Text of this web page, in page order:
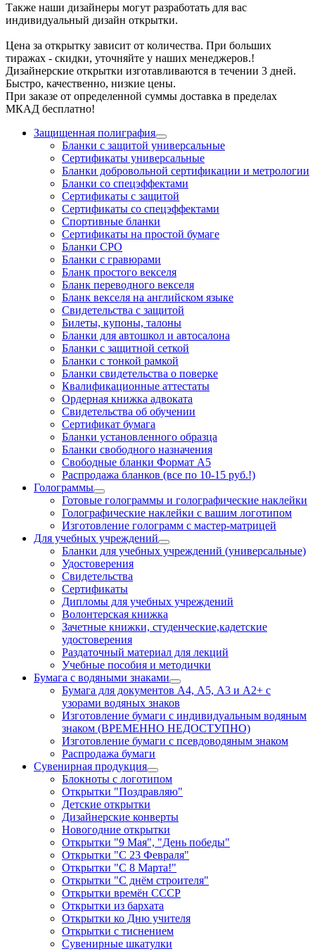
Также наши дизайнеры могут разработать для вас
индивидуальный дизайн открытки.
Цена за открытку зависит от количества. При больших
тиражах - скидки, уточняйте у наших менеджеров.!
Дизайнерские открытки изготавливаются в течении 3 дней.
Быстро, качественно, низкие цены.
При заказе от определенной суммы доставка в пределах
МКАД бесплатно!
Защищенная полиграфия
Бланки с защитой универсальные
Сертификаты универсальные
Бланки добровольной сертификации и метрологии
Бланки со спецэффектами
Сертификаты с защитой
Сертификаты со спецэффектами
Спортивные бланки
Cертификаты на простой бумаге
Бланки СРО
Бланки с гравюрами
Бланк простого векселя
Бланк переводного векселя
Бланк векселя на английском языке
Свидетельства с защитой
Билеты, купоны, талоны
Бланки для автошкол и автосалона
Бланки с защитной сеткой
Бланки с тонкой рамкой
Бланки свидетельства о поверке
Квалификационные аттестаты
Ордерная книжка адвоката
Свидетельства об обучении
Сертификат бумага
Бланки установленного образца
Бланки свободного назначения
Свободные бланки Формат А5
Распродажа бланков (все по 10-15 руб.!)
Голограммы
Готовые голограммы и голографические наклейки
Голографические наклейки с вашим логотипом
Изготовление голограмм с мастер-матрицей
Для учебных учреждений
Бланки для учебных учреждений (универсальные)
Удостоверения
Свидетельства
Сертификаты
Дипломы для учебных учреждений
Волонтерская книжка
Зачетные книжки, студенческие,кадетские
удостоверения
Раздаточный материал для лекций
Учебные пособия и методички
Бумага с водяными знаками
Бумага для документов А4, А5, А3 и А2+ с
узорами водяных знаков
Изготовление бумаги с индивидуальным водяным
знаком (ВРЕМЕННО НЕДОСТУПНО)
Изготовление бумаги с псевдоводяным знаком
Распродажа бумаги
Сувенирная продукция
Блокноты с логотипом
Открытки "Поздравляю"
Детские открытки
Дизайнерские конверты
Новогодние открытки
Открытки "9 Мая", "День победы"
Открытки "С 23 Февраля"
Открытки "С 8 Марта!"
Открытки "С днём строителя"
Открытки времён СССР
Открытки из бархата
Открытки ко Дню учителя
Открытки с тиснением
Сувенирные шкатулки